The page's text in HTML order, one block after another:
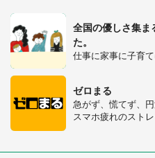
全国の優しさ集ま
た。
仕事に家事に子育
ゼロまる
急がず、慌てず、
スマホ疲れのスト